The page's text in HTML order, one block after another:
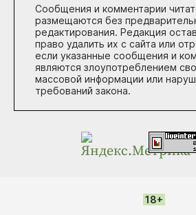
Сообщения и комментарии
размещаются без
редактирования. Редакция
право удалить их с сайта или
если указанные сообщения и
являются злоупотреблением
массовой информации или
требований закона.
18+